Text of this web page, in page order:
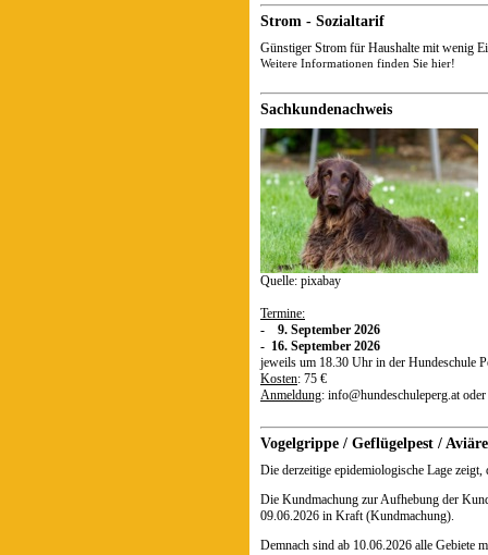
Strom - Sozialtarif
Günstiger Strom für Haushalte mit wenig
Weitere Informationen finden Sie hier!
Sachkundenachweis
Quelle: pixabay
Termine:
- 9. September 2026
- 16. September 2026
jeweils um 18.30 Uhr in der Hundeschule
Kosten: 75 €
Anmeldung: info@hundeschuleperg.at
Vogelgrippe / Geflügelpest /
Die derzeitige epidemiologische Lage
Die Kundmachung zur Aufhebung der
09.06.2026 in Kraft (Kundmachung).
Demnach sind ab 10.06.2026 alle Gebiete